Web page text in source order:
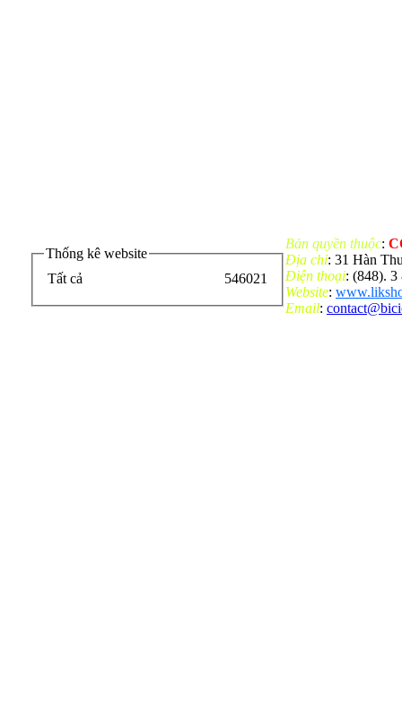
Thống kê website
Tất cả
546021
Bản quyền thuộc:
Địa chỉ: 31 Hàn
Điện thoại: (848).
Website:
Email: